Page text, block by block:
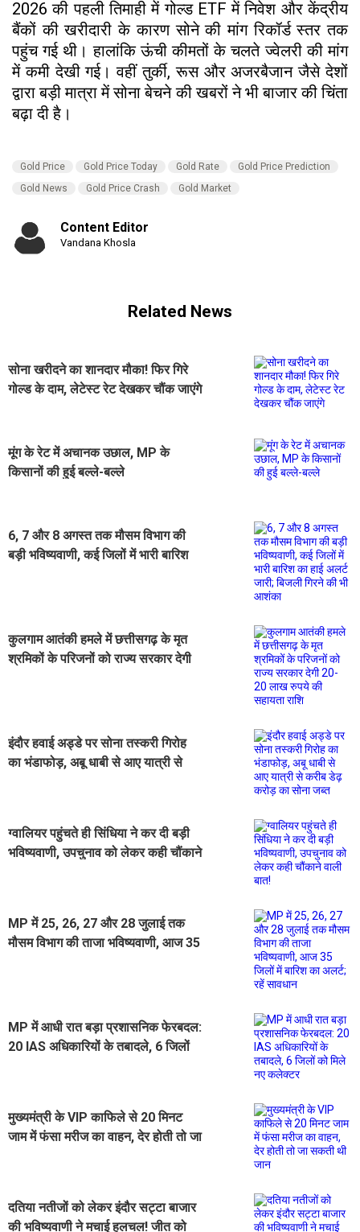
2026 की पहली तिमाही में गोल्ड ETF में निवेश और केंद्रीय
बैंकों की खरीदारी के कारण सोने की मांग रिकॉर्ड स्तर तक
पहुंच गई थी। हालांकि ऊंची कीमतों के चलते ज्वेलरी की मांग
में कमी देखी गई। वहीं तुर्की, रूस और अजरबैजान जैसे देशों
द्वारा बड़ी मात्रा में सोना बेचने की खबरों ने भी बाजार की चिंता
बढ़ा दी है।
Gold Price Gold Price Today Gold Rate
Gold Price Prediction
Gold News
Gold Price Crash Gold Market
Content Editor
Vandana Khosla
Related News
सोना खरीदने का शानदार मौका! फिर गिरे
गोल्ड के दाम, लेटेस्ट रेट देखकर चौंक जाएंगे
मूंग के रेट में अचानक उछाल, MP के
किसानों की हुई बल्ले-बल्ले
6, 7 और 8 अगस्त तक मौसम विभाग की
बड़ी भविष्यवाणी, कई जिलों में भारी बारिश
कुलगाम आतंकी हमले में छत्तीसगढ़ के मृत
श्रमिकों के परिजनों को राज्य सरकार देगी
इंदौर हवाई अड्डे पर सोना तस्करी गिरोह
का भंडाफोड़, अबू धाबी से आए यात्री से
ग्वालियर पहुंचते ही सिंधिया ने कर दी बड़ी
भविष्यवाणी, उपचुनाव को लेकर कही चौंकाने
MP में 25, 26, 27 और 28 जुलाई तक
मौसम विभाग की ताजा भविष्यवाणी, आज 35
MP में आधी रात बड़ा प्रशासनिक फेरबदल:
20 IAS अधिकारियों के तबादले, 6 जिलों
मुख्यमंत्री के VIP काफिले से 20 मिनट
जाम में फंसा मरीज का वाहन, देर होती तो जा
दतिया नतीजों को लेकर इंदौर सट्टा बाजार
की भविष्यवाणी ने मचाई हलचल! जीत को